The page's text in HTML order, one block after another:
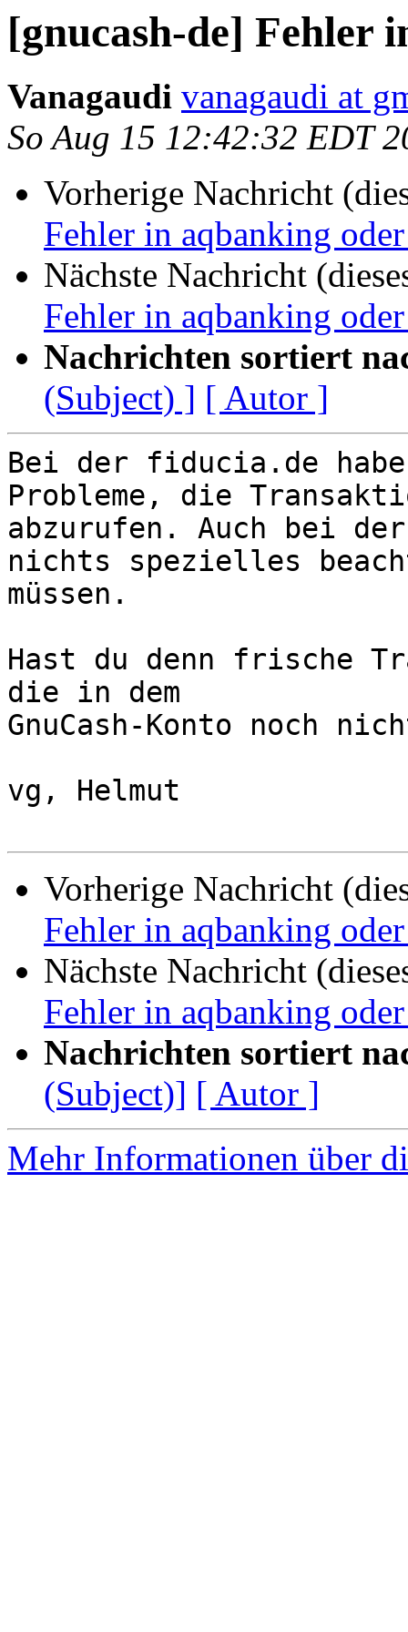
[gnucash-de] Fehler
Vanagaudi vanagaudi at
So Aug 15 12:42:32 EDT
Vorherige Nachricht
Fehler in aqbanking
Nächste Nachricht
Fehler in aqbanking
Nachrichten sortiert
(Subject) ] [ Autor ]
Bei der fiducia.de
Probleme, die
abzurufen. Auch bei
nichts spezielles
müssen.
Hast du denn frische
die in dem
GnuCash-Konto noch
vg, Helmut
Vorherige Nachricht
Fehler in aqbanking
Nächste Nachricht
Fehler in aqbanking
Nachrichten sortiert
(Subject)] [ Autor ]
Mehr Informationen über